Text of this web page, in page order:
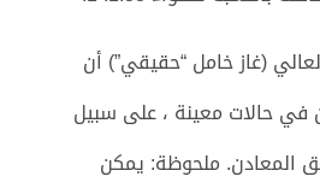
(غاز خامل “حقيقي”) أن
في حالات معينة ، على سبيل
المعادن. ملحوظة: يمكن